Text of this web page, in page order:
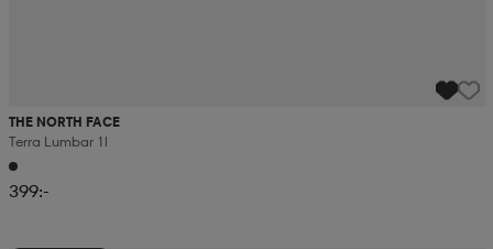
THE NORTH FACE
Terra Lumbar 1l
399:-